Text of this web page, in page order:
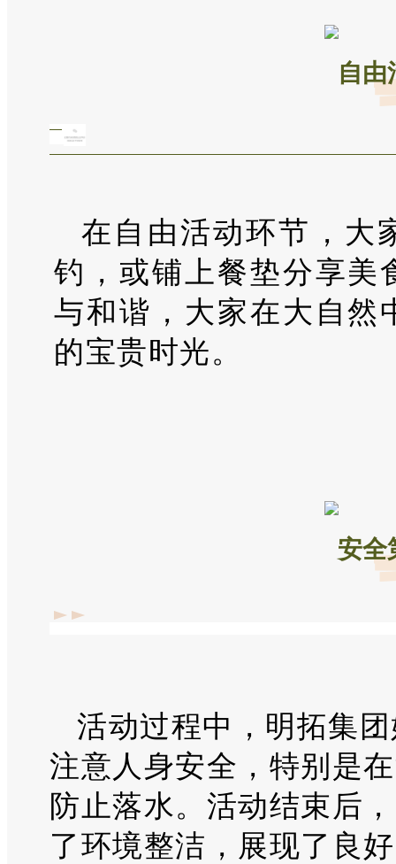
自由
在自由活动环节，大
钓，或铺上餐垫分享美
与和谐，大家在大自然
的宝贵时光。
安全
活动过程中，明拓集
注意人身安全，特别是
防止落水。活动结束后
了环境整洁，展现了良